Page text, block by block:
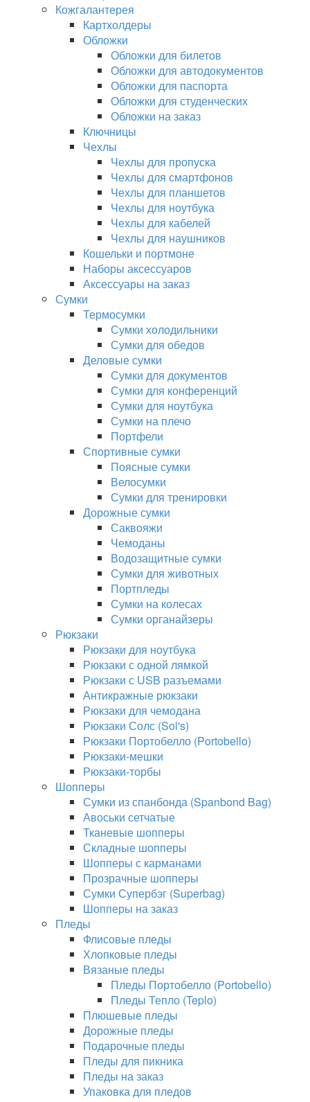
Кожгалантерея
Картхолдеры
Обложки
Обложки для билетов
Обложки для автодокументов
Обложки для паспорта
Обложки для студенческих
Обложки на заказ
Ключницы
Чехлы
Чехлы для пропуска
Чехлы для смартфонов
Чехлы для планшетов
Чехлы для ноутбука
Чехлы для кабелей
Чехлы для наушников
Кошельки и портмоне
Наборы аксессуаров
Аксессуары на заказ
Сумки
Термосумки
Сумки холодильники
Сумки для обедов
Деловые сумки
Сумки для документов
Сумки для конференций
Сумки для ноутбука
Сумки на плечо
Портфели
Спортивные сумки
Поясные сумки
Велосумки
Сумки для тренировки
Дорожные сумки
Саквояжи
Чемоданы
Водозащитные сумки
Сумки для животных
Портпледы
Сумки на колесах
Сумки органайзеры
Рюкзаки
Рюкзаки для ноутбука
Рюкзаки с одной лямкой
Рюкзаки с USB разъемами
Антикражные рюкзаки
Рюкзаки для чемодана
Рюкзаки Солс (Sol's)
Рюкзаки Портобелло (Portobello)
Рюкзаки-мешки
Рюкзаки-торбы
Шопперы
Сумки из спанбонда (Spanbond Bag)
Авоськи сетчатые
Тканевые шопперы
Складные шопперы
Шопперы с карманами
Прозрачные шопперы
Сумки Супербэг (Superbag)
Шопперы на заказ
Пледы
Флисовые пледы
Хлопковые пледы
Вязаные пледы
Пледы Портобелло (Portobello)
Пледы Тепло (Teplo)
Плюшевые пледы
Дорожные пледы
Подарочные пледы
Пледы для пикника
Пледы на заказ
Упаковка для пледов